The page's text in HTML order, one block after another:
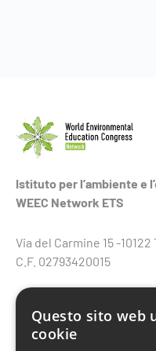
Istituto per l’ambiente e
WEEC Network ETS
Via del Carmine 15 -10122
C.F. 02793420015
Contatti
Questo sito web
cookie